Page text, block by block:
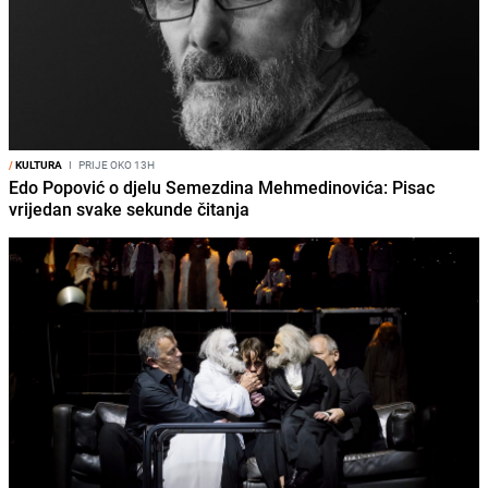
/KULTURA I PRIJE OKO 13H
Edo Popović o djelu Semezdina Mehmedinovića: Pisac
vrijedan svake sekunde čitanja